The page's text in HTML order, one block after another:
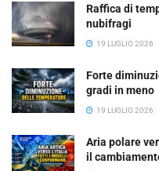
Raffica di
nubifragi
19 LUGLIO 2026
Forte
gradi in meno
19 LUGLIO 2026
Aria polare
il